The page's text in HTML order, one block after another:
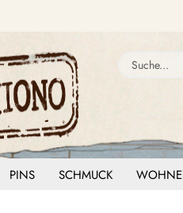
PINS SCHMUCK